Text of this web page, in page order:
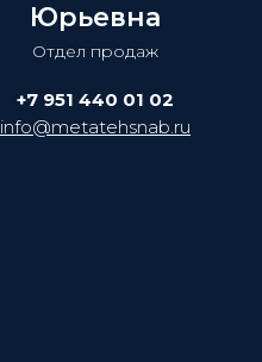
Юрьевна
Отдел продаж
+7 951 440 01 02
info@metatehsnab.ru